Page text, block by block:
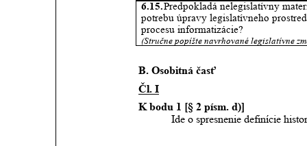
6.15. Predpokladá nelegislatívny
potrebu úpravy legislatívneho
procesu informatizácie?
(Stručne popíšte navrhované legislatívne
B. Osobitná časť
Čl. I
K bodu 1 [§ 2 písm. d)]
Ide o spresnenie definície